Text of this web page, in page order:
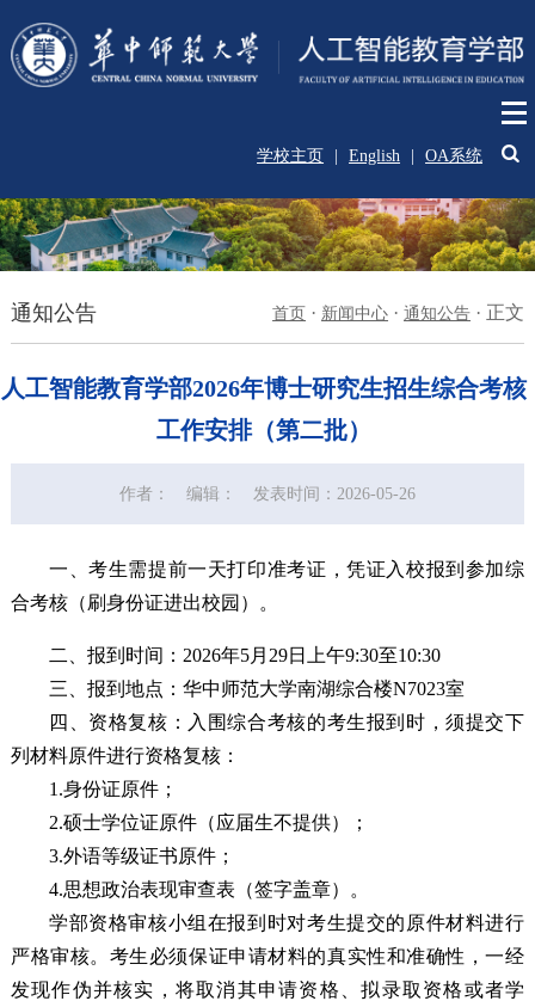
学校主页 English OA系统
通知公告 首页 · 新闻中心 ·通知公告 · 正文
人工智能教育学部2026年博士研究生招生综合考核
工作安排（第二批）
作者： 编辑： 发表时间：2026-05-26
一、考生需提前一天打印准考证，凭证入校报到参加综
合考核（刷身份证进出校园）。
二、报到时间：2026年5月29日上午9:30至10:30
三、报到地点：华中师范大学南湖综合楼N7023室
四、资格复核：入围综合考核的考生报到时，须提交下
列材料原件进行资格复核：
1.身份证原件；
2.硕士学位证原件（应届生不提供）；
3.外语等级证书原件；
4.思想政治表现审查表（签字盖章）。
学部资格审核小组在报到时对考生提交的原件材料进行
严格审核。考生必须保证申请材料的真实性和准确性，一经
发现作伪并核实，将取消其申请资格、拟录取资格或者学